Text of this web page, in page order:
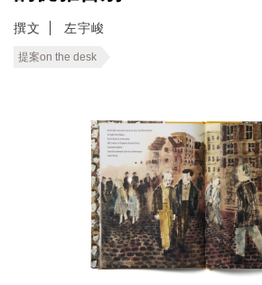
撰文 左宇峻
提案on the desk